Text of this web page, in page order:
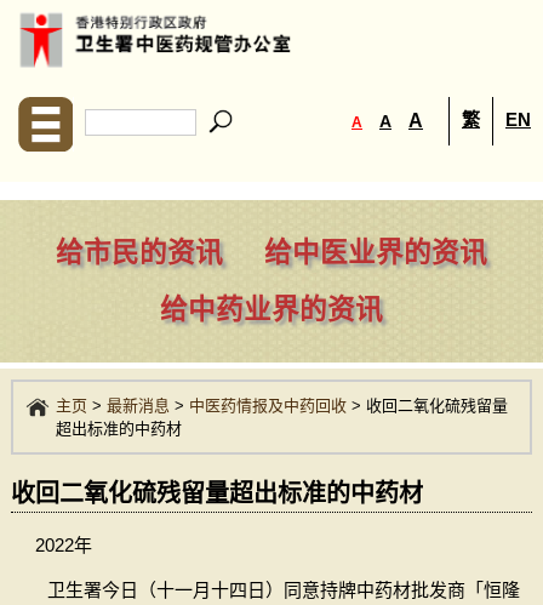
A A A 繁 EN
给市民的资讯
给中医业界的资讯
给中药业界的资讯
主页> 最新消息 > 中医药情报及中药回收> 收回二氧化硫残留量
超出标准的中药材
收回二氧化硫残留量超出标准的中药材
2022年
卫生署今日（十一月十四日）同意持牌中药材批发商「恒隆